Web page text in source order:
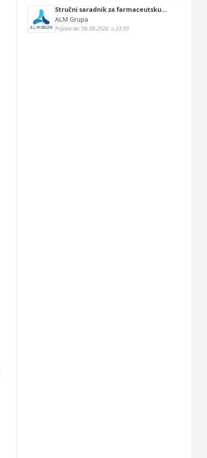
Stručni saradnik za farmaceutsku
prodaju (m/ž)
ALM Grupa
Prijava do: 06.08.2026. u 23:59